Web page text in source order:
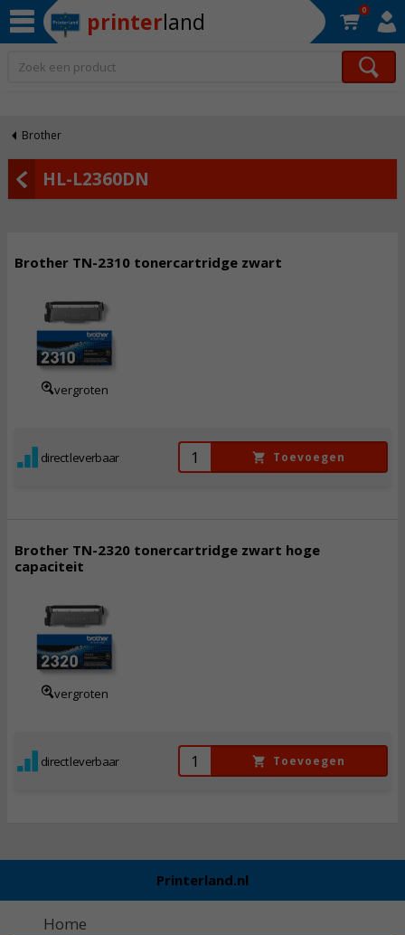
printerland 0
Brother
HL-L2360DN
Brother TN-2310 tonercartridge zwart
vergroten
direct leverbaar Toevoegen
Brother TN-2320 tonercartridge zwart hoge
capaciteit
vergroten
direct leverbaar Toevoegen
Printerland.nl
Home